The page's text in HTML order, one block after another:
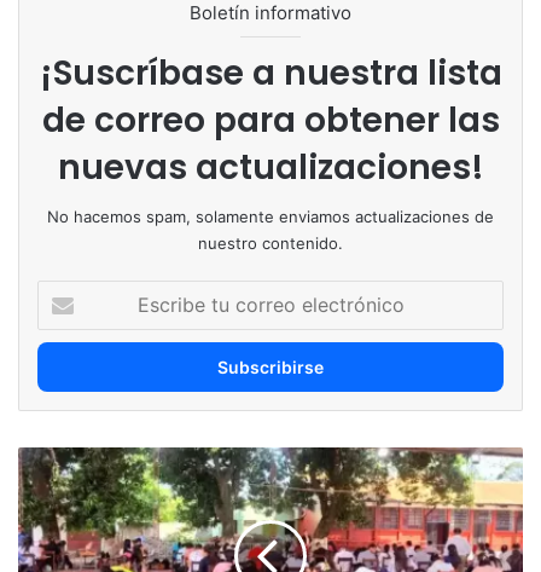
Boletín informativo
¡Suscríbase a nuestra lista
de correo para obtener las
nuevas actualizaciones!
No hacemos spam, solamente enviamos actualizaciones de
nuestro contenido.
correo
Paraguay:
más
de
mil
aspirantes